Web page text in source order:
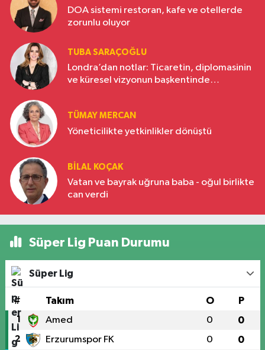
DOA sistemi restoran, kafe ve otellerde
zorunlu oluyor
TUBA SARAÇOĞLU
Londra’dan notlar: Ticaretin, diplomasinin
ve küresel vizyonun başkentinde
TÜMAY MERCAN
Yöneticilikte yetkinlikler dönüştü
BILAL KOÇAK
Vatan ve bayrak uğruna baba - oğul birlikte
can verdi
Süper Lig Puan Durumu
Süper Lig
# Takım O P
1 Amed 0 0
2 Erzurumspor FK 0 0